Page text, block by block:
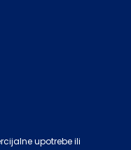
upotrebe ili